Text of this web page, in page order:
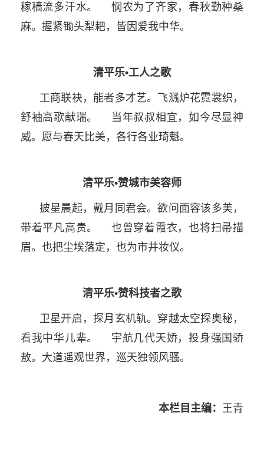
稼穑流多汗水。 悯农为了齐家，春秋勤种桑
麻。握紧锄头犁耙，皆因爱我中华。
清平乐•工人之歌
工商联袂，能者多才艺。飞溅炉花霓裳织，
舒袖高歌献瑞。 当年叔叔相宜，如今尽显神
威。愿与春天比美，各行各业琦魁。
清平乐•赞城市美容师
披星晨起，戴月同君会。欲问面容该多美，
带着平凡高贵。 也曾穿着霞衣，也将扫帚描
眉。也把尘埃落定，也为市井妆仪。
清平乐•赞科技者之歌
卫星开启，探月玄机轨。穿越太空探奥秘，
看我中华儿辈。 宇航几代天娇，投身强国骄
敖。大道遥观世界，巡天独领风骚。
本栏目主编： 王青